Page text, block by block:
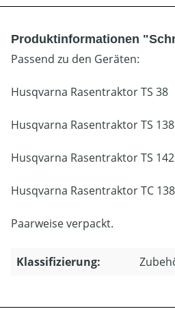
Produktinformationen
Passend zu den Geräten:
Husqvarna Rasentraktor TS 38
Husqvarna Rasentraktor TS 138
Husqvarna Rasentraktor TS 142
Husqvarna Rasentraktor TC 138
Paarweise verpackt.
Klassifizierung: